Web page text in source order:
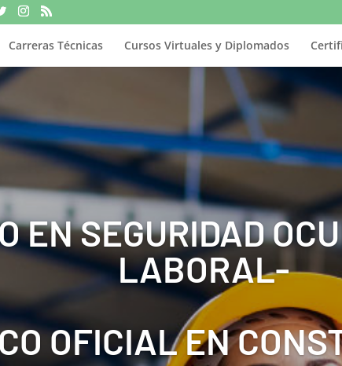
Carreras Técnicas Cursos Virtuales y Diplomados
EN SEGURIDAD
LABORAL-
OFICIAL EN